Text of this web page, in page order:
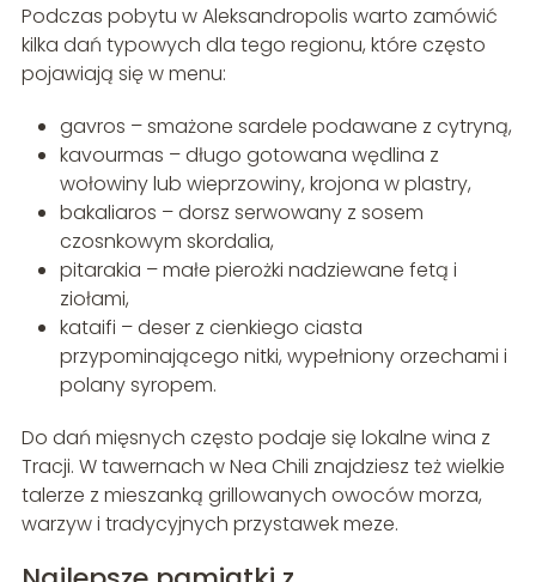
Podczas pobytu w Aleksandropolis warto zamówić
kilka dań typowych dla tego regionu, które często
pojawiają się w menu:
gavros – smażone sardele podawane z cytryną,
kavourmas – długo gotowana wędlina z
wołowiny lub wieprzowiny, krojona w plastry,
bakaliaros – dorsz serwowany z sosem
czosnkowym skordalia,
pitarakia – małe pierożki nadziewane fetą i
ziołami,
kataifi – deser z cienkiego ciasta
przypominającego nitki, wypełniony orzechami i
polany syropem.
Do dań mięsnych często podaje się lokalne wina z
Tracji. W tawernach w Nea Chili znajdziesz też wielkie
talerze z mieszanką grillowanych owoców morza,
warzyw i tradycyjnych przystawek meze.